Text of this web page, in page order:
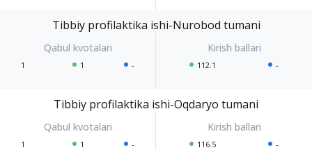
Tibbiy profilaktika ishi-Nurobod tumani
1 1 - 112.1 -
Tibbiy profilaktika ishi-Oqdaryo tumani
1 1 - 116.5 -